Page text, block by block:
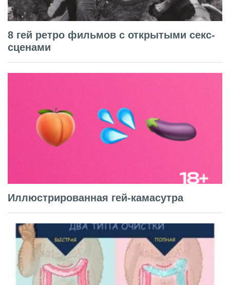
8 гей ретро фильмов с открытыми секс-
сценами
Иллюстрированная гей-камасутра